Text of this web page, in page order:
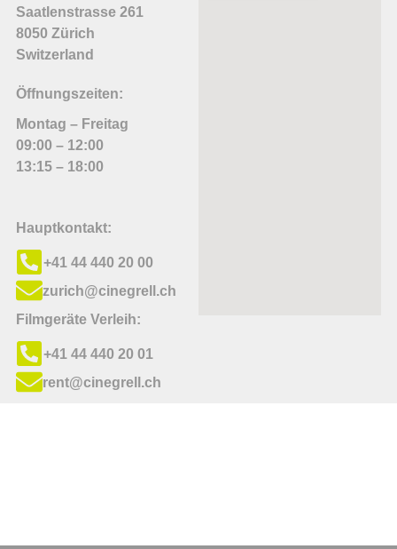
Saatlenstrasse 261
8050 Zürich
Switzerland
Öffnungszeiten:
Montag – Freitag
09:00 – 12:00
13:15 – 18:00
Hauptkontakt:
+41 44 440 20 00
zurich@cinegrell.ch
Filmgeräte Verleih:
+41 44 440 20 01
rent@cinegrell.ch